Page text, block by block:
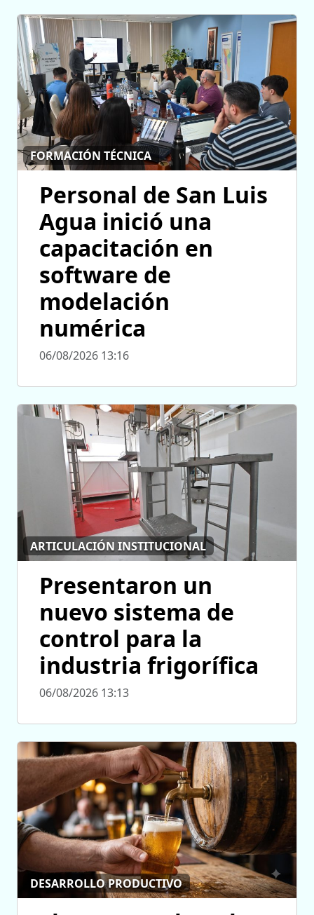
FORMACIÓN TÉCNICA
Personal de San Luis
Agua inició una
capacitación en
software de
modelación
numérica
06/08/2026 13:16
ARTICULACIÓN INSTITUCIONAL
Presentaron un
nuevo sistema de
control para la
industria frigorífica
06/08/2026 13:13
DESARROLLO PRODUCTIVO